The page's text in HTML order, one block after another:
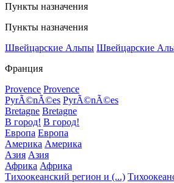
Пункты назначения
Пункты назначения
Швейцарские Альпы Швейцарские
Франция
Provence Provence
PyrÃ©nÃ©es PyrÃ©nÃ©es
Bretagne Bretagne
В город! В город!
Европа Европа
Америка Америка
Азия Азия
Африка Африка
Тихоокеанский регион и (...)